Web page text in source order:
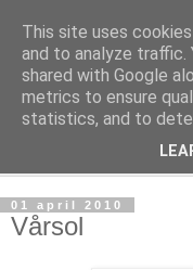
virkning och stickning
01 april 2010
Vårsol
This site uses
and to analyze traffic.
shared with Google
metrics to ensure
statistics, and to